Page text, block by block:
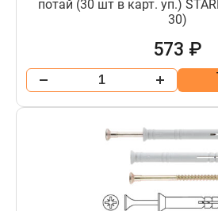
потай (30 шт в карт. уп.)
30)
573 ₽